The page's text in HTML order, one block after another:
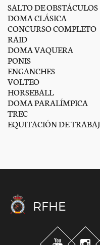
SALTO DE OBSTÁCULOS
DOMA CLÁSICA
CONCURSO COMPLETO
RAID
DOMA VAQUERA
PONIS
ENGANCHES
VOLTEO
HORSEBALL
DOMA PARALÍMPICA
TREC
EQUITACIÓN DE
RFHE